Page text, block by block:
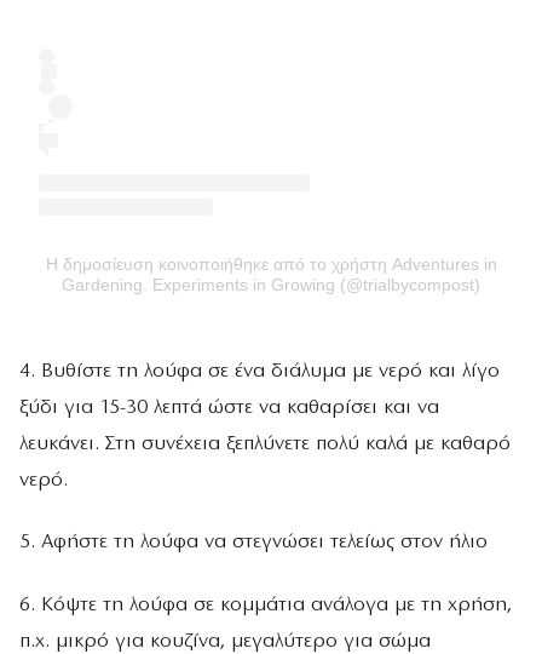
Η δημοσίευση κοινοποιήθηκε από το χρήστη Adventures in
Gardening. Experiments in Growing (@trialbycompost)
4. Βυθίστε τη λούφα σε ένα διάλυμα με νερό και λίγο
ξύδι για 15-30 λεπτά ώστε να καθαρίσει και να
λευκάνει. Στη συνέχεια ξεπλύνετε πολύ καλά με καθαρό
νερό.
5. Αφήστε τη λούφα να στεγνώσει τελείως στον ήλιο
6. Κόψτε τη λούφα σε κομμάτια ανάλογα με τη χρήση,
π.χ. μικρό για κουζίνα, μεγαλύτερο για σώμα